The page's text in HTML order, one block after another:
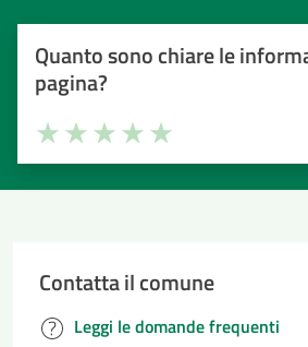
Quanto sono chiare le
pagina?
Valuta la chiarezza delle informazioni (da 1
Seleziona il numero di stelle per
Valuta 5 stelle su 5
Valuta 4 stelle su 5
Valuta 3 stelle su 5
Valuta 2 stelle su 5
Valuta 1 stelle su 5
Contatta il comune
Leggi le domande frequenti